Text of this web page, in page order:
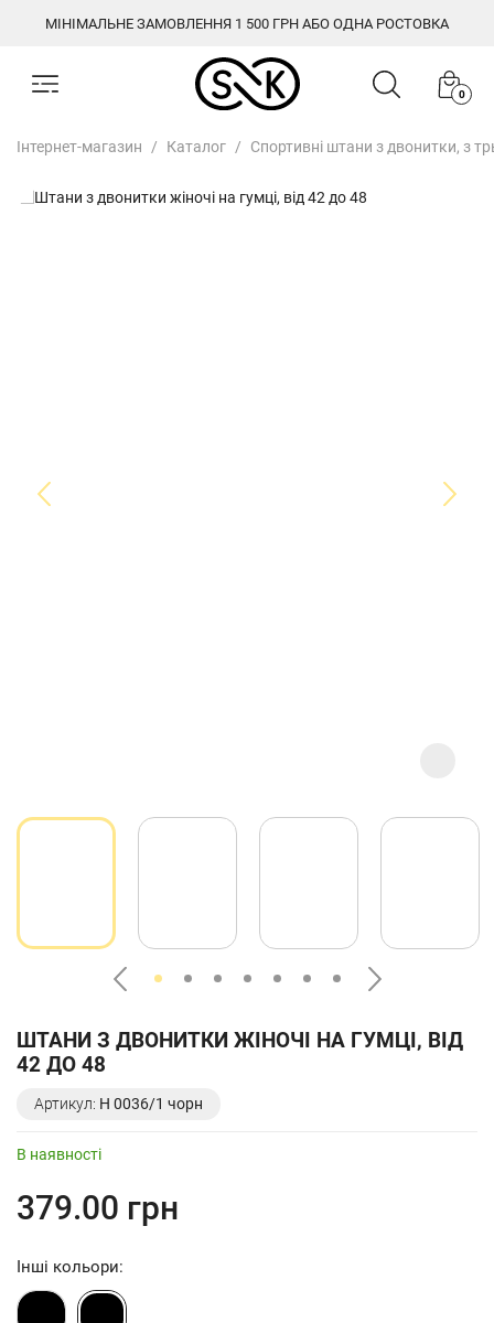
МІНІМАЛЬНЕ ЗАМОВЛЕННЯ 1 500 ГРН АБО ОДНА РОСТОВКА
0
Інтернет-магазин Каталог Спортивні штани з двонитки, з
ШТАНИ З ДВОНИТКИ ЖІНОЧІ НА ГУМЦІ, ВІД
42 ДО 48
Артикул: Н 0036/1 чорн
В наявності
379.00 грн
Інші кольори: